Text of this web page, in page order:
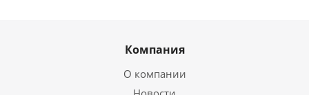
Компания
О компании